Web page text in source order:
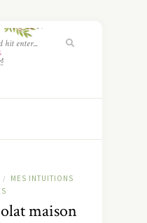
/
MES INTUITIONS
maison